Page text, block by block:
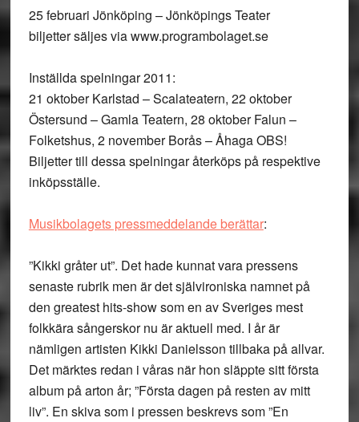
25 februari Jönköping – Jönköpings Teater
biljetter säljes via www.programbolaget.se
Inställda spelningar 2011:
21 oktober Karlstad – Scalateatern, 22 oktober
Östersund – Gamla Teatern, 28 oktober Falun –
Folketshus, 2 november Borås – Åhaga OBS!
Biljetter till dessa spelningar återköps på respektive
inköpsställe.
Musikbolagets pressmeddelande berättar:
”Kikki gråter ut”. Det hade kunnat vara pressens
senaste rubrik men är det självironiska namnet på
den greatest hits-show som en av Sveriges mest
folkkära sångerskor nu är aktuell med. I år är
nämligen artisten Kikki Danielsson tillbaka på allvar.
Det märktes redan i våras när hon släppte sitt första
album på arton år; ”Första dagen på resten av mitt
liv”. En skiva som i pressen beskrevs som ”En